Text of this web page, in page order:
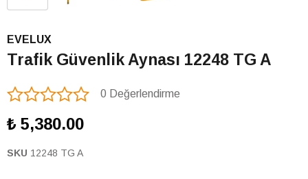
EVELUX
Trafik Güvenlik Aynası 12248 TG A
0 Değerlendirme
₺ 5,380.00
SKU 12248 TG A